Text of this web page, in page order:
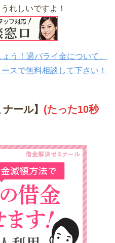
れしいですよ！
う！過バライ金について、
スで無料相談して下さい！
ール】 (たった10秒